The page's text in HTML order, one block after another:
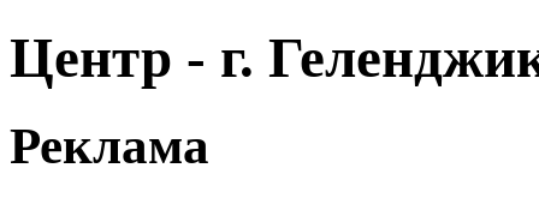
Центр - г.
Реклама